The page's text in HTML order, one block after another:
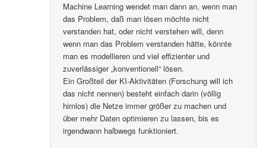
Machine Learning wendet man dann an, wenn man
das Problem, daß man lösen möchte nicht
verstanden hat, oder nicht verstehen will, denn
wenn man das Problem verstanden hätte, könnte
man es modellieren und viel effizienter und
zuverlässiger „konventionell“ lösen.
Ein Großteil der KI-Aktivitäten (Forschung will ich
das nicht nennen) besteht einfach darin (völlig
hirnlos) die Netze immer größer zu machen und
über mehr Daten optimieren zu lassen, bis es
irgendwann halbwegs funktioniert.